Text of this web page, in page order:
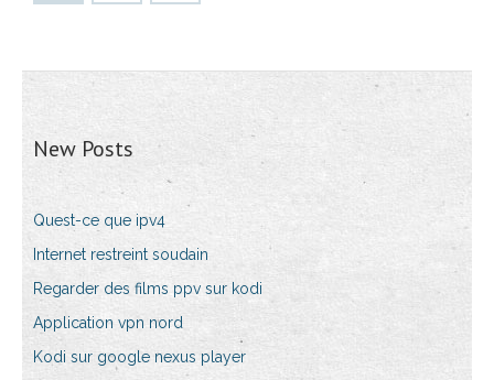
New Posts
Quest-ce que ipv4
Internet restreint soudain
Regarder des films ppv sur kodi
Application vpn nord
Kodi sur google nexus player